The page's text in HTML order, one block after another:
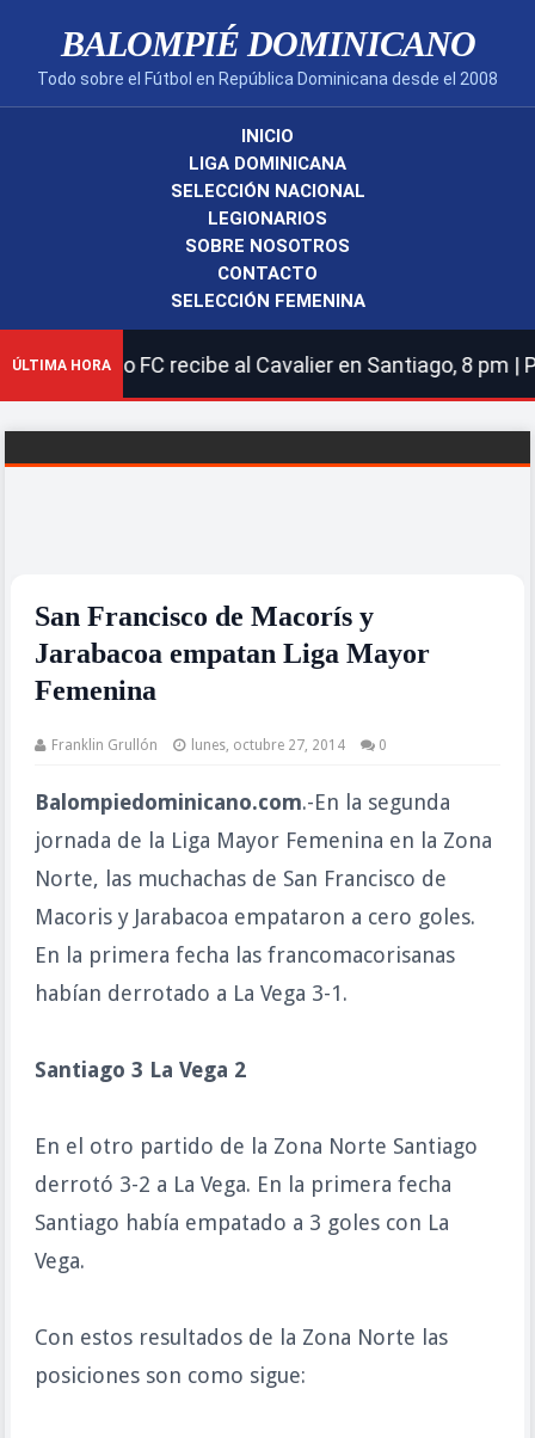
BALOMPIÉ DOMINICANO
Todo sobre el Fútbol en República Dominicana desde el 2008
INICIO
LIGA DOMINICANA
SELECCIÓN NACIONAL
LEGIONARIOS
SOBRE NOSOTROS
CONTACTO
SELECCIÓN FEMENINA
ÚLTIMA HORAFC recibe al Cavalier en Santiago, 8 pm |
San Francisco de Macorís y
Jarabacoa empatan Liga Mayor
Femenina
Franklin Grullón lunes, octubre 27, 2014 0
Balompiedominicano.com.-En la segunda
jornada de la Liga Mayor Femenina en la Zona
Norte, las muchachas de San Francisco de
Macoris y Jarabacoa empataron a cero goles.
En la primera fecha las francomacorisanas
habían derrotado a La Vega 3-1.
Santiago 3 La Vega 2
En el otro partido de la Zona Norte Santiago
derrotó 3-2 a La Vega. En la primera fecha
Santiago había empatado a 3 goles con La
Vega.
Con estos resultados de la Zona Norte las
posiciones son como sigue: